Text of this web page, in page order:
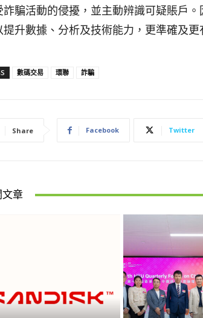
詐騙活動的侵擾，並主動辨識可疑賬戶
提升數據、分析及技術能力，更準確及更
數碼交易 環聯 詐騙
Share Facebook Twitter
文章